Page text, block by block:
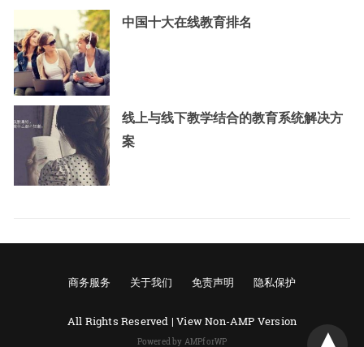
中国十大在线教育排名
线上与线下教学结合的教育系统解决方
案
商务服务 关于我们 免责声明 隐私保护
All Rights Reserved |View Non-AMP Version
Powered by AMPforWP